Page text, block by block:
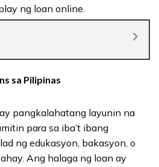
ng loan online.
sa Pilipinas
pangkalahatang layunin na
para sa iba’t ibang
ng edukasyon, bakasyon, o
Ang halaga ng loan ay